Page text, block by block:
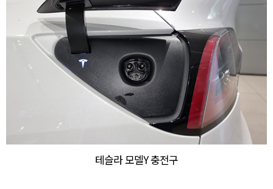
테슬라 모델Y 충전구